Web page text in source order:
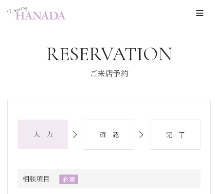
RESERVATION
ご来店予約
入 力 確 認 完 了
相談項目 必須